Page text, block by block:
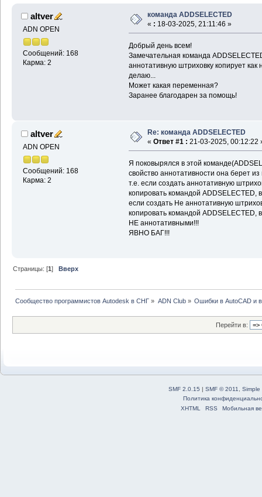
altver
ADN OPEN
Сообщений: 168
Карма: 2
команда ADDSELECTED
« : 18-03-2025, 21:11:46 »
Добрый день всем!
Замечательная команда
аннотативную штриховку копирует
делаю...
Может какая переменная?
Заранее благодарен за помощь!
altver
ADN OPEN
Сообщений: 168
Карма: 2
Re: команда ADDSELECTED
« Ответ #1 : 21-03-2025, 00:12:22
Я поковырялся в этой
свойство аннотативности она берет
т.е. если создать аннотативную
копировать командой ADDSELECTED,
если создать Не аннотативную
копировать командой ADDSELECTED,
НЕ аннотативными!!!
ЯВНО БАГ!!!
Страницы: [1]Вверх
Сообщество программистов Autodesk в СНГ » ADN Club» Ошибки в AutoCAD и
Перейти в:
SMF 2.0.15 | SMF © 2011
Simple
Политика
XHTML
RSS Мобильная